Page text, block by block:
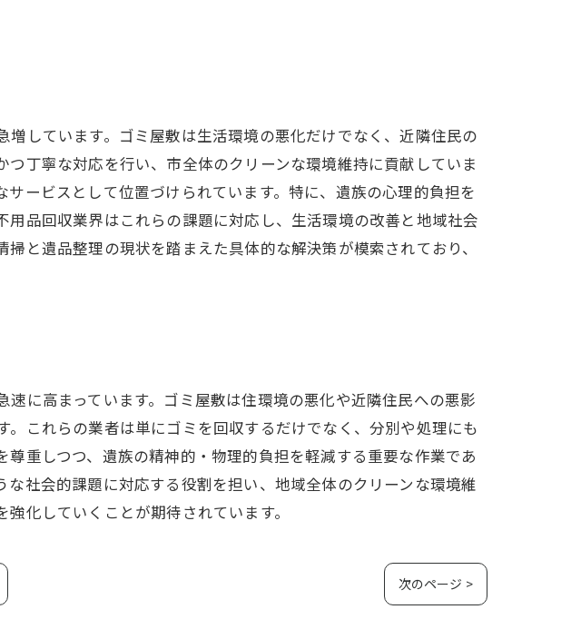
しています。ゴミ屋敷は生活環境の悪化だけでなく、近隣住民の
丁寧な対応を行い、市全体のクリーンな環境維持に貢献していま
ービスとして位置づけられています。特に、遺族の心理的負担を
品回収業界はこれらの課題に対応し、生活環境の改善と地域社会
と遺品整理の現状を踏まえた具体的な解決策が模索されており、
に高まっています。ゴミ屋敷は住環境の悪化や近隣住民への悪影
これらの業者は単にゴミを回収するだけでなく、分別や処理にも
重しつつ、遺族の精神的・物理的負担を軽減する重要な作業であ
社会的課題に対応する役割を担い、地域全体のクリーンな環境維
化していくことが期待されています。
次のページ >